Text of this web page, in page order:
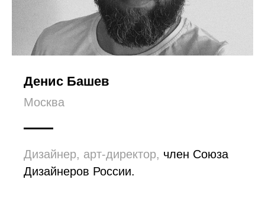
Денис Башев
Москва
Дизайнер, арт-директор, член Союза
Дизайнеров России.